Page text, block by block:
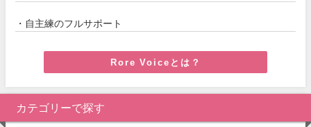
・自主練のフルサポート
Rore Voiceとは？
カテゴリーで探す